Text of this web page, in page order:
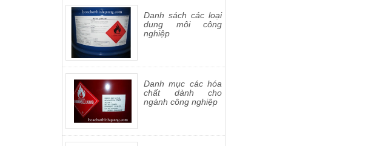
Danh sách các loại
dung môi công
nghiệp
Danh mục các hóa
chất dành cho
ngành công nghiệp